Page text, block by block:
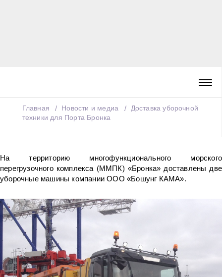
Главная Новости и медиа
Доставка уборочной
техники для Порта Бронка
На территорию многофункционального морского
перегрузочного комплекса (ММПК) «Бронка» доставлены две
уборочные машины компании ООО «Бошунг КАМА».